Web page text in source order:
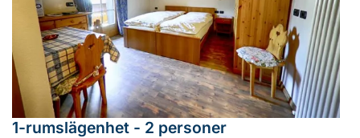
1-rumslägenhet - 2 personer